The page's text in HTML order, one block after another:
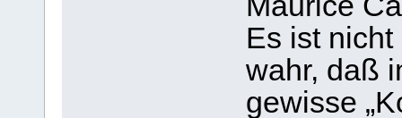
Es ist
wahr, daß
gewisse